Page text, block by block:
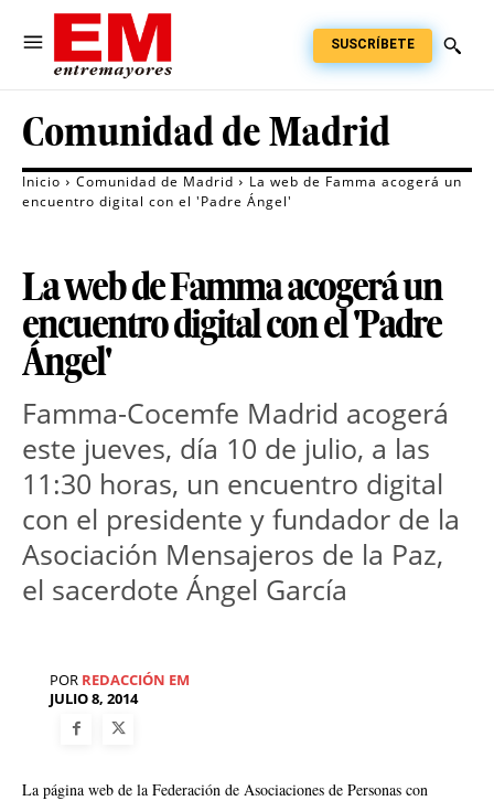
SUSCRÍBETE
Comunidad de Madrid
Inicio Comunidad de Madrid
La web de Famma acogerá un
encuentro digital con el 'Padre Ángel'
La web de Famma acogerá un
encuentro digital con el 'Padre
Ángel'
Famma-Cocemfe Madrid acogerá
este jueves, día 10 de julio, a las
11:30 horas, un encuentro digital
con el presidente y fundador de la
Asociación Mensajeros de la Paz,
el sacerdote Ángel García
POR REDACCIÓN EM
JULIO 8, 2014
La página web de la Federación de Asociaciones de Personas con